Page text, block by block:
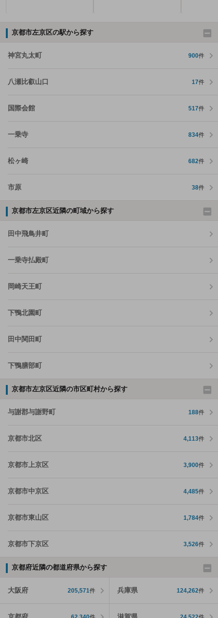
京都市左京区の駅から探す
神宮丸太町 900件
八瀬比叡山口 17件
国際会館 517件
一乗寺 834件
松ヶ崎 682件
市原 38件
京都市左京区近隣の町域から探す
田中飛鳥井町
一乗寺払殿町
岡崎天王町
下鴨北園町
田中関田町
下鴨膳部町
京都市左京区近隣の市区町村から探す
与謝郡与謝野町 188件
京都市北区 4,113件
京都市上京区 3,900件
京都市中京区 4,485件
京都市東山区 1,784件
京都市下京区 3,526件
京都府近隣の都道府県から探す
大阪府 205,571件 兵庫県 124,262件